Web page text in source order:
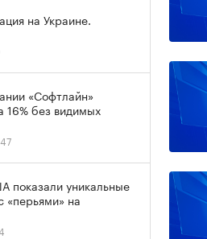
на Украине.
«Софтлайн»
16% без видимых
показали уникальные
«перьями» на